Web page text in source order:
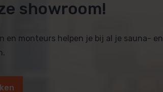
showroom!
en monteurs helpen je bij al je sauna- en